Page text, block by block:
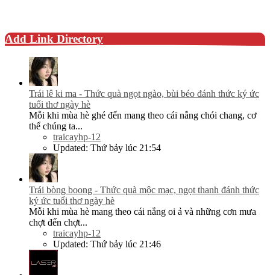
Add Link Directory
Trái lê ki ma - Thức quà ngọt ngào, bùi béo đánh thức ký ức
tuổi thơ ngày hè
Mỗi khi mùa hè ghé đến mang theo cái nắng chói chang, cơ
thể chúng ta...
traicayhp-12
Updated: Thứ bảy lúc 21:54
Trái bòng boong - Thức quà mộc mạc, ngọt thanh đánh thức
ký ức tuổi thơ ngày hè
Mỗi khi mùa hè mang theo cái nắng oi ả và những cơn mưa
chợt đến chợt...
traicayhp-12
Updated: Thứ bảy lúc 21:46